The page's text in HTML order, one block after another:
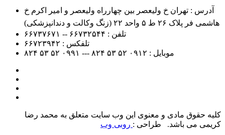
آدرس : تهران خ ولیعصر بین چهارراه ولیعصر و امیر اکرم خ
هاشمی فر پلاک ۲۶ ط ۵ واحد ۲۲ (زنگ وکالت و دندانپزشکی)
تلفن : ۶۶۷۳۲۵۴۴ -- ۶۶۷۳۷۶۷۱
تلفکس : ۶۶۷۲۳۹۴۲
موبایل : ۰۹۱۲ ۵۲ ۵۳ ۸۲۴ --- ۰۹۹۱ ۵۲ ۵۳ ۸۲۴
کلیه حقوق مادی و معنوی این وب سایت متعلق به محمد رضا
کریمی می باشد. طراحی : روبی وب